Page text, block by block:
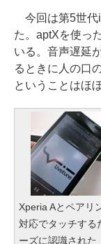
今回は第5世代
た。aptXを使っ
いる。音声遅延
るときに人の口
ということはほ
Xperia Aとペアリ
対応でタッチする
ーズに認識された